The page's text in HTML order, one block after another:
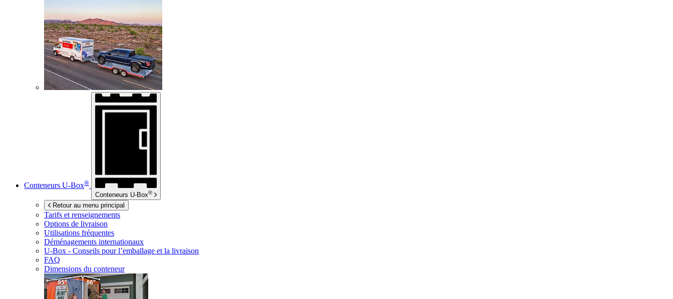
Conteneurs U-Box®
Conteneurs U-Box®
Retour au menu principal
Tarifs et renseignements
Options de livraison
Utilisations fréquentes
Déménagements internationaux
U-Box - Conseils pour l’emballage et la livraison
FAQ
Dimensions du conteneur